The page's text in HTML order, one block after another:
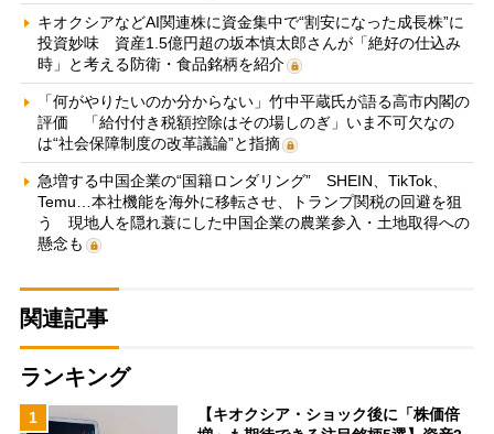
キオクシアなどAI関連株に資金集中で“割安になった成長株”に
投資妙味 資産1.5億円超の坂本慎太郎さんが「絶好の仕込み
時」と考える防衛・食品銘柄を紹介
「何がやりたいのか分からない」竹中平蔵氏が語る高市内閣の
評価 「給付付き税額控除はその場しのぎ」いま不可欠なの
は“社会保障制度の改革議論”と指摘
急増する中国企業の“国籍ロンダリング” SHEIN、TikTok、
Temu…本社機能を海外に移転させ、トランプ関税の回避を狙
う 現地人を隠れ蓑にした中国企業の農業参入・土地取得への
懸念も
関連記事
ランキング
1
【キオクシア・ショック後に「株価倍